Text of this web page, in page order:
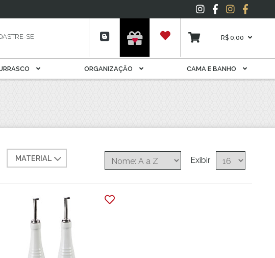
R$ 0,00
SE
ORGANIZAÇÃO CAMA E BANHO
Garrafas E Licoreiras
Móveis Decorativos
Pelúcia
Suporte Para Rolhas E
Cápsulas
Tapete
MATERIAL Exibir